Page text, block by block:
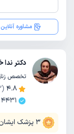
مشاوره
دکتر
تخصص
4.8
(
4431
3 پزشک ایشان